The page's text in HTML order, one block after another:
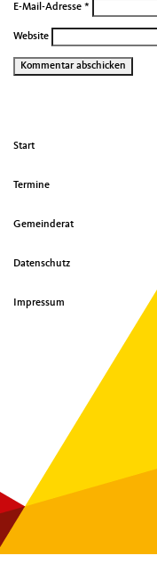
E-Mail-Adresse *
Website
Seitenübersicht
Seiten-
Start
Termine
Gemeinderat
Datenschutz
Impressum